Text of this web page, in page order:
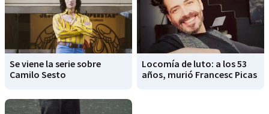
Se viene la serie sobre
Camilo Sesto
Locomía de luto: a los 53
años, murió Francesc Picas